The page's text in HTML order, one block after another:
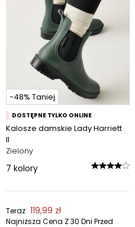
-48% Taniej
DOSTĘPNE TYLKO ONLINE
Kalosze damskie Lady Harriett
II
Zielony
7 kolory
Teraz 119,99 zł
Najniższa Cena Z 30 Dni Przed